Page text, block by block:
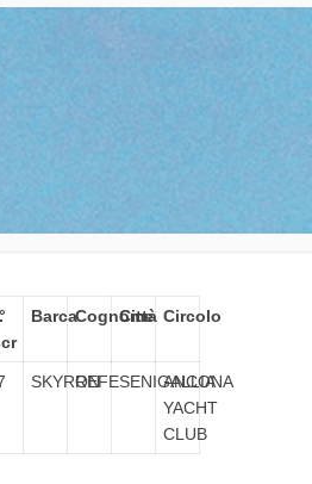
BarcaCognome
Città Circolo
SKYRON
REFESENIGALLIA
ANCONA
YACHT
CLUB